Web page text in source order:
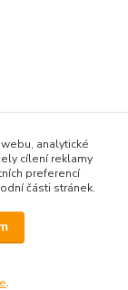
zaevidovat
analytické
cílení reklamy
preferencí
části stránek.
.